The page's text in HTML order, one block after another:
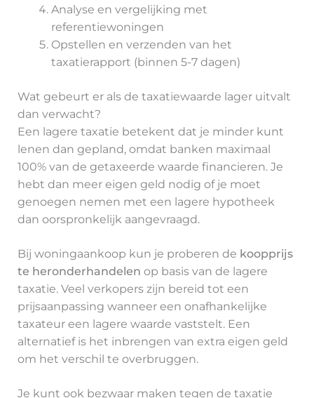
Analyse en vergelijking met
referentiewoningen
Opstellen en verzenden van het
taxatierapport (binnen 5-7 dagen)
Wat gebeurt er als de taxatiewaarde lager uitvalt
dan verwacht?
Een lagere taxatie betekent dat je minder kunt
lenen dan gepland, omdat banken maximaal
100% van de getaxeerde waarde financieren. Je
hebt dan meer eigen geld nodig of je moet
genoegen nemen met een lagere hypotheek
dan oorspronkelijk aangevraagd.
Bij woningaankoop kun je proberen de koopprijs
te heronderhandelen op basis van de lagere
taxatie. Veel verkopers zijn bereid tot een
prijsaanpassing wanneer een onafhankelijke
taxateur een lagere waarde vaststelt. Een
alternatief is het inbrengen van extra eigen geld
om het verschil te overbruggen.
Je kunt ook bezwaar maken tegen de taxatie